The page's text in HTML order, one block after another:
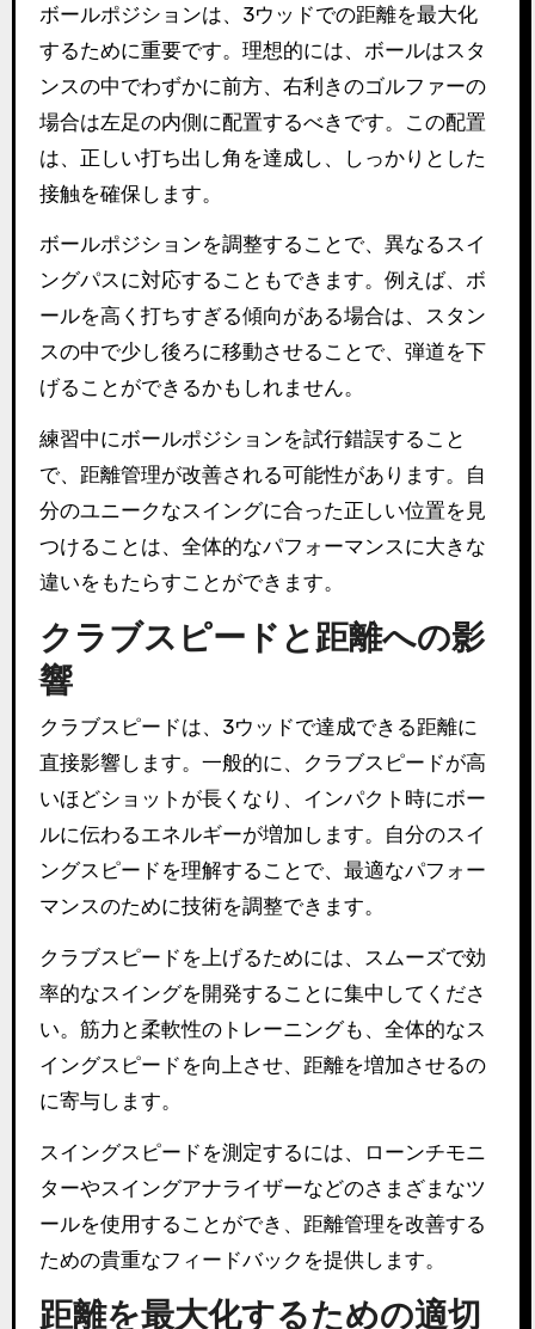
ボールポジションは、3ウッドでの距離を最大化
するために重要です。理想的には、ボールはスタ
ンスの中でわずかに前方、右利きのゴルファーの
場合は左足の内側に配置するべきです。この配置
は、正しい打ち出し角を達成し、しっかりとした
接触を確保します。
ボールポジションを調整することで、異なるスイ
ングパスに対応することもできます。例えば、ボ
ールを高く打ちすぎる傾向がある場合は、スタン
スの中で少し後ろに移動させることで、弾道を下
げることができるかもしれません。
練習中にボールポジションを試行錯誤すること
で、距離管理が改善される可能性があります。自
分のユニークなスイングに合った正しい位置を見
つけることは、全体的なパフォーマンスに大きな
違いをもたらすことができます。
クラブスピードと距離への影
響
クラブスピードは、3ウッドで達成できる距離に
直接影響します。一般的に、クラブスピードが高
いほどショットが長くなり、インパクト時にボー
ルに伝わるエネルギーが増加します。自分のスイ
ングスピードを理解することで、最適なパフォー
マンスのために技術を調整できます。
クラブスピードを上げるためには、スムーズで効
率的なスイングを開発することに集中してくださ
い。筋力と柔軟性のトレーニングも、全体的なス
イングスピードを向上させ、距離を増加させるの
に寄与します。
スイングスピードを測定するには、ローンチモニ
ターやスイングアナライザーなどのさまざまなツ
ールを使用することができ、距離管理を改善する
ための貴重なフィードバックを提供します。
距離を最大化するための適切